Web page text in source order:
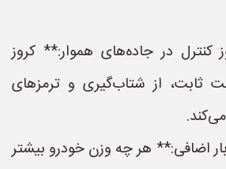
کنترل در جاده‌های هموار:** کروز
ثابت، از شتاب‌گیری و ترمزهای
اضافی:** هر چه وزن خودرو بیشتر